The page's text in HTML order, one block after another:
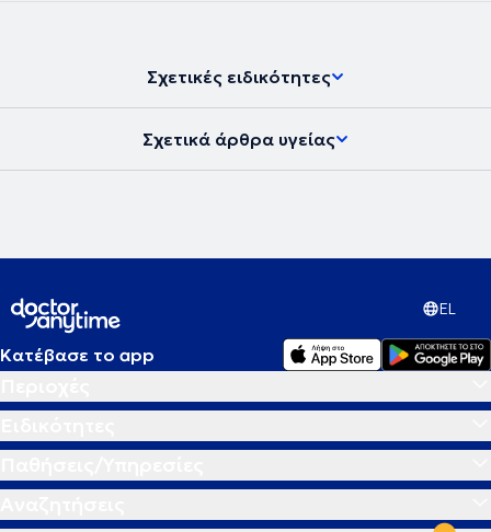
Σχετικές ειδικότητες
Σχετικά άρθρα υγείας
EL
Κατέβασε το app